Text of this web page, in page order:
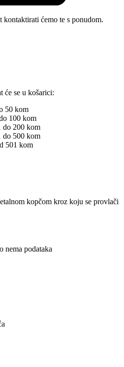
ćemo te s ponudom.
će se u košarici:
50 kom
100 kom
do 200 kom
do 500 kom
501 kom
kopčom kroz koju se provlači
nema podataka